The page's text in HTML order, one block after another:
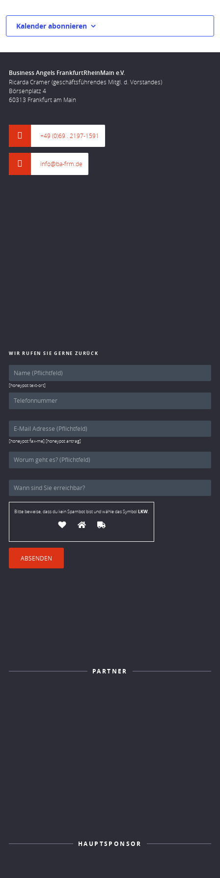
Kalender abonnieren
Business Angels FrankfurtRheinMain e.V.
Ricarda Cramer (geschäftsführendes Mitgl. d. Vorstandes)
Börsenplatz 4
60313 Frankfurt am Main
+49 (0)69 . 2197-1591
info@ba-frm.de
WIR RUFEN SIE GERNE ZURÜCK
[honeypot text-ort]
[honeypot fax-me] [honeypot antrag]
Bitte beweise, dass du kein Spambot bist und wähle das SymbolLKW.
PARTNER
HAUPTSPONSOR